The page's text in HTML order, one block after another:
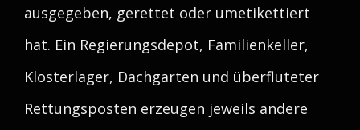
ausgegeben, gerettet oder umetikettiert
hat. Ein Regierungsdepot, Familienkeller,
Klosterlager, Dachgarten und überfluteter
Rettungsposten erzeugen jeweils andere